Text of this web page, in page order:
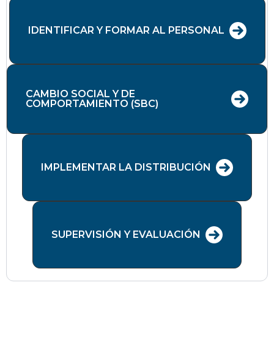
IDENTIFICAR Y FORMAR AL PERSONAL
CAMBIO SOCIAL Y DE
COMPORTAMIENTO (SBC)
IMPLEMENTAR LA DISTRIBUCIÓN
SUPERVISIÓN Y EVALUACIÓN